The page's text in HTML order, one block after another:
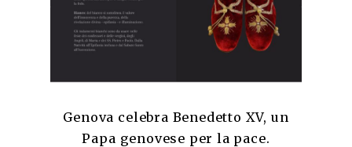
Genova celebra Benedetto XV, un
Papa genovese per la pace.